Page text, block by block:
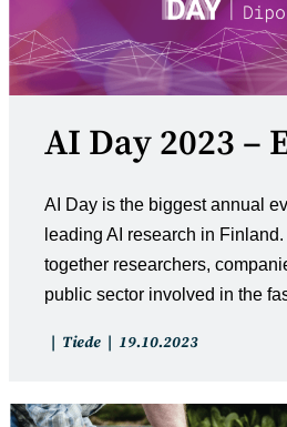
AI Day 2023 –
AI Day is the biggest annual
leading AI research in
together researchers,
public sector involved in the
Artikkelin
Tiede
Artikkeli
19.10.2023